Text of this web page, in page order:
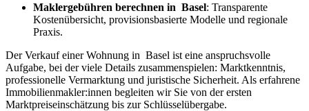
Maklergebühren berechnen in Basel: Transparente
Kostenübersicht, provisionsbasierte Modelle und regionale
Praxis.
Der Verkauf einer Wohnung in Basel ist eine anspruchsvolle
Aufgabe, bei der viele Details zusammenspielen: Marktkenntnis,
professionelle Vermarktung und juristische Sicherheit. Als erfahrene
Immobilienmakler:innen begleiten wir Sie von der ersten
Marktpreiseinschätzung bis zur Schlüsselübergabe.